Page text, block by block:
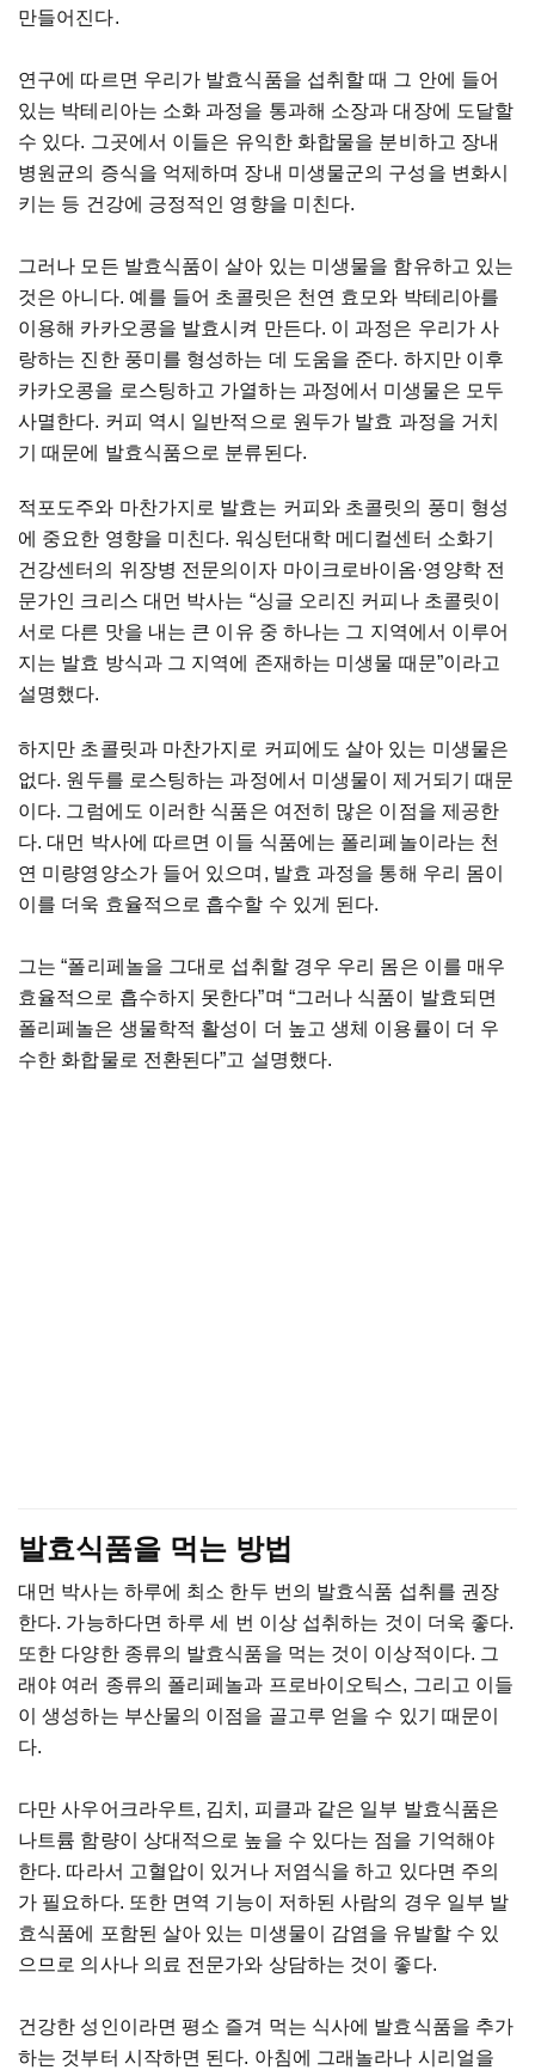
만들어진다.
연구에 따르면 우리가 발효식품을 섭취할 때 그 안에 들어
있는 박테리아는 소화 과정을 통과해 소장과 대장에 도달할
수 있다. 그곳에서 이들은 유익한 화합물을 분비하고 장내
병원균의 증식을 억제하며 장내 미생물군의 구성을 변화시
키는 등 건강에 긍정적인 영향을 미친다.
그러나 모든 발효식품이 살아 있는 미생물을 함유하고 있는
것은 아니다. 예를 들어 초콜릿은 천연 효모와 박테리아를
이용해 카카오콩을 발효시켜 만든다. 이 과정은 우리가 사
랑하는 진한 풍미를 형성하는 데 도움을 준다. 하지만 이후
카카오콩을 로스팅하고 가열하는 과정에서 미생물은 모두
사멸한다. 커피 역시 일반적으로 원두가 발효 과정을 거치
기 때문에 발효식품으로 분류된다.
적포도주와 마찬가지로 발효는 커피와 초콜릿의 풍미 형성
에 중요한 영향을 미친다. 워싱턴대학 메디컬센터 소화기
건강센터의 위장병 전문의이자 마이크로바이옴·영양학 전
문가인 크리스 대먼 박사는 “싱글 오리진 커피나 초콜릿이
서로 다른 맛을 내는 큰 이유 중 하나는 그 지역에서 이루어
지는 발효 방식과 그 지역에 존재하는 미생물 때문”이라고
설명했다.
하지만 초콜릿과 마찬가지로 커피에도 살아 있는 미생물은
없다. 원두를 로스팅하는 과정에서 미생물이 제거되기 때문
이다. 그럼에도 이러한 식품은 여전히 많은 이점을 제공한
다. 대먼 박사에 따르면 이들 식품에는 폴리페놀이라는 천
연 미량영양소가 들어 있으며, 발효 과정을 통해 우리 몸이
이를 더욱 효율적으로 흡수할 수 있게 된다.
그는 “폴리페놀을 그대로 섭취할 경우 우리 몸은 이를 매우
효율적으로 흡수하지 못한다”며 “그러나 식품이 발효되면
폴리페놀은 생물학적 활성이 더 높고 생체 이용률이 더 우
수한 화합물로 전환된다”고 설명했다.
발효식품을 먹는 방법
대먼 박사는 하루에 최소 한두 번의 발효식품 섭취를 권장
한다. 가능하다면 하루 세 번 이상 섭취하는 것이 더욱 좋다.
또한 다양한 종류의 발효식품을 먹는 것이 이상적이다. 그
래야 여러 종류의 폴리페놀과 프로바이오틱스, 그리고 이들
이 생성하는 부산물의 이점을 골고루 얻을 수 있기 때문이
다.
다만 사우어크라우트, 김치, 피클과 같은 일부 발효식품은
나트륨 함량이 상대적으로 높을 수 있다는 점을 기억해야
한다. 따라서 고혈압이 있거나 저염식을 하고 있다면 주의
가 필요하다. 또한 면역 기능이 저하된 사람의 경우 일부 발
효식품에 포함된 살아 있는 미생물이 감염을 유발할 수 있
으므로 의사나 의료 전문가와 상담하는 것이 좋다.
건강한 성인이라면 평소 즐겨 먹는 식사에 발효식품을 추가
하는 것부터 시작하면 된다. 아침에 그래놀라나 시리얼을